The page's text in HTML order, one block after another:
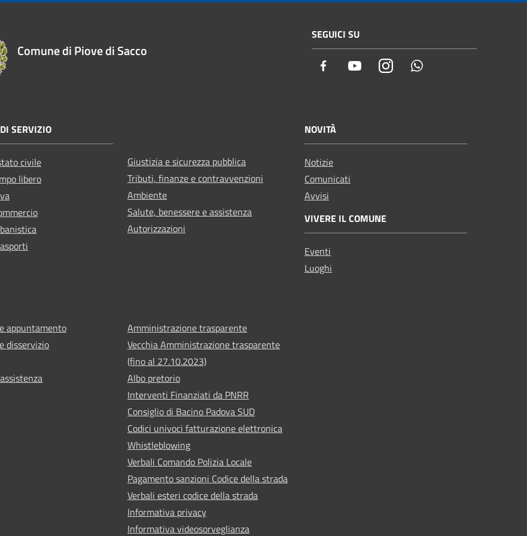
Comune di Piove di Sacco
SEGUICI SU
Facebook YoutubeInstagram
SERVIZIO
civile
libero
Giustizia e sicurezza pubblica
Tributi, finanze e contravvenzioni
Ambiente
Salute, benessere e assistenza
Autorizzazioni
NOVITÀ
Notizie
Comunicati
Avvisi
VIVERE IL COMUNE
Eventi
Luoghi
appuntamento
disservizio
Amministrazione trasparente
Vecchia Amministrazione trasparente
(fino al 27.10.2023)
Albo pretorio
Interventi Finanziati da PNRR
Consiglio di Bacino Padova SUD
Codici univoci fatturazione elettronica
Whistleblowing
Verbali Comando Polizia Locale
Pagamento sanzioni Codice della strada
Verbali esteri codice della strada
Informativa privacy
Informativa videosorveglianza